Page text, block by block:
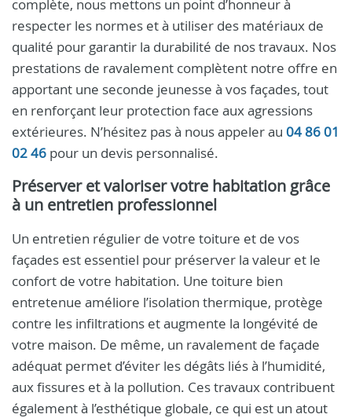
complète, nous mettons un point d’honneur à
respecter les normes et à utiliser des matériaux de
qualité pour garantir la durabilité de nos travaux. Nos
prestations de ravalement complètent notre offre en
apportant une seconde jeunesse à vos façades, tout
en renforçant leur protection face aux agressions
extérieures. N’hésitez pas à nous appeler au 04 86 01
02 46 pour un devis personnalisé.
Préserver et valoriser votre habitation grâce
à un entretien professionnel
Un entretien régulier de votre toiture et de vos
façades est essentiel pour préserver la valeur et le
confort de votre habitation. Une toiture bien
entretenue améliore l’isolation thermique, protège
contre les infiltrations et augmente la longévité de
votre maison. De même, un ravalement de façade
adéquat permet d’éviter les dégâts liés à l’humidité,
aux fissures et à la pollution. Ces travaux contribuent
également à l’esthétique globale, ce qui est un atout